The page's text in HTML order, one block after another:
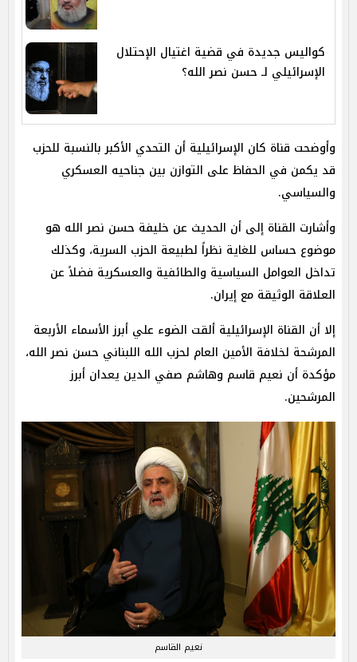
كواليس جديدة في قضية اغتيال الإحتلال
الإسرائيلي لـ حسن نصر الله؟
وأوضحت قناة كان الإسرائيلية أن التحدي الأكبر بالنسبة للحزب
قد يكمن في الحفاظ على التوازن بين جناحيه العسكري
والسياسي.
وأشارت القناة إلى أن الحديث عن خليفة حسن نصر الله هو
موضوع حساس للغاية نظراً لطبيعة الحزب السرية، وكذلك
تداخل العوامل السياسية والطائفية والعسكرية فضلاً عن
العلاقة الوثيقة مع إيران.
إلا أن القناة الإسرائيلية ألقت الضوء علي أبرز الأسماء الأربعة
المرشحة لخلافة الأمين العام لحزب الله اللبناني حسن نصر الله،
مؤكدة أن نعيم قاسم وهاشم صفي الدين يعدان أبرز
المرشحين.
نعيم القاسم